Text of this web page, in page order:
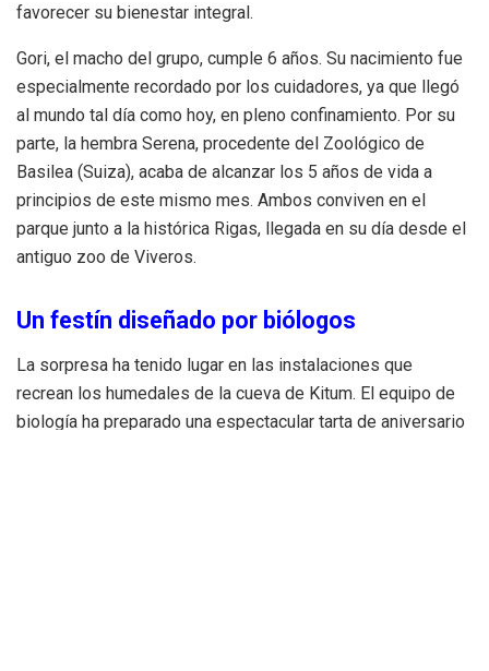
favorecer su bienestar integral.
Gori, el macho del grupo, cumple 6 años. Su nacimiento fue
especialmente recordado por los cuidadores, ya que llegó
al mundo tal día como hoy, en pleno confinamiento. Por su
parte, la hembra Serena, procedente del Zoológico de
Basilea (Suiza), acaba de alcanzar los 5 años de vida a
principios de este mismo mes. Ambos conviven en el
parque junto a la histórica Rigas, llegada en su día desde el
antiguo zoo de Viveros.
Un festín diseñado por biólogos
La sorpresa ha tenido lugar en las instalaciones que
recrean los humedales de la cueva de Kitum. El equipo de
biología ha preparado una espectacular tarta de aniversario